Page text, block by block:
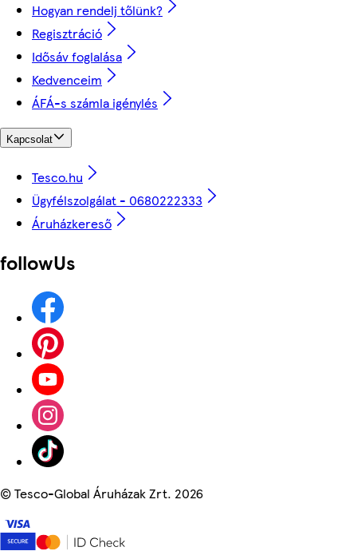
Hogyan rendelj tőlünk?
Regisztráció
Idősáv foglalása
Kedvenceim
ÁFÁ-s számla igénylés
Kapcsolat
Tesco.hu
Ügyfélszolgálat - 0680222333
Áruházkereső
followUs
©Tesco-Global Áruházak Zrt. 2026